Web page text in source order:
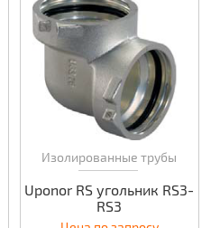
Изолированные трубы
Uponor RS угольник RS3-
RS3